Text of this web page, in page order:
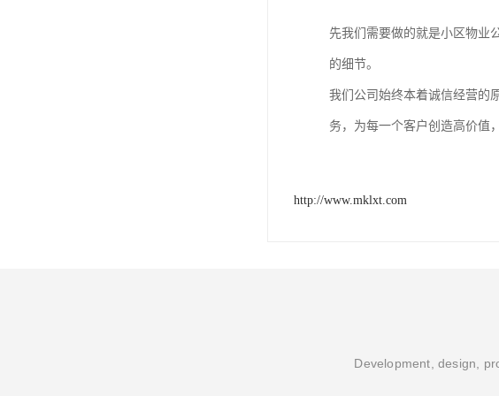
先我们需要做的就是小区物业
的细节。
我们公司始终本着诚信经营的
务，为每一个客户创造高价值
http://www.mklxt.com
Development, design,